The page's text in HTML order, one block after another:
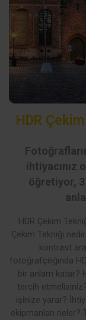
HDR
ihtiyacınız
öğretiyor,
HDR Çekim
Çekim Tekniği
kontrast
fotoğrafçılığında
bir anlam katar?
tercih
işinize yarar?
ekipmanları neler?